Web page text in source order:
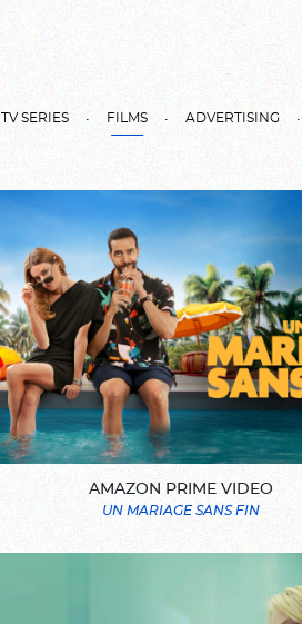
TV SERIES FILMS ADVERTISING
AMAZON PRIME VIDEO
UN MARIAGE SANS FIN